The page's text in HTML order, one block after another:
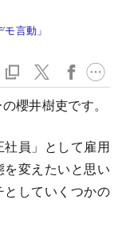
言動」
櫻井樹吏です。
員」として雇用
変えたいと思い
していくつかの